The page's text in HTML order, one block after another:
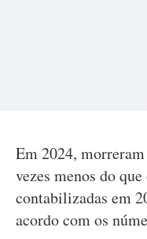
Em 2024,
vezes menos do
contabilizadas em
acordo com os